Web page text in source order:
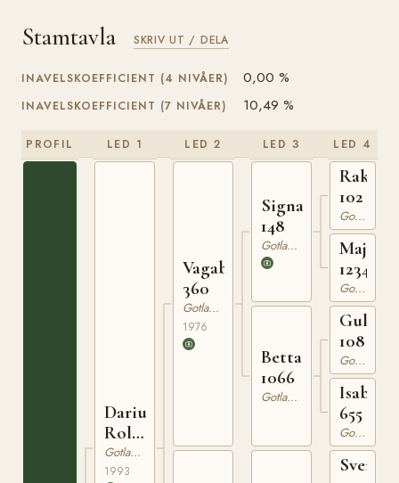
Stamtavla SKRIV UT / DELA
INAVELSKOEFFICIENT (4 NIVÅER) 0,00 %
INAVELSKOEFFICIENT (7 NIVÅER) 10,49 %
PROFIL LED 1
Darius
Roll
491Gotlandsruss
1993
LED 2
Vagabond
360
Gotlandsruss
1976
LED 3
Signal
148
Gotlandsruss
Bettan
1066
Gotlandsruss
LED 4
102
Gotlandsruss
Maja
1234
Gotlandsruss
108
Gotlandsruss
Isabella
655
Gotlandsruss
Sven